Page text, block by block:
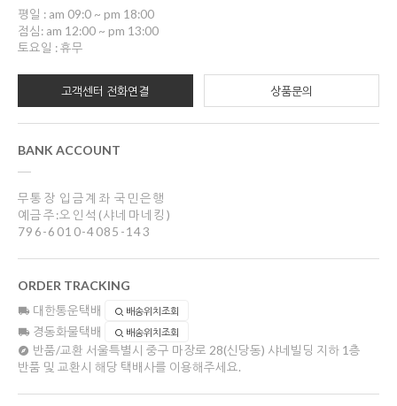
평일 : am 09:0 ~ pm 18:00
점심: am 12:00 ~ pm 13:00
토요일 : 휴무
고객센터 전화연결 상품문의
BANK ACCOUNT
무통장 입금계좌 국민은행
예금주:오인석(샤네마네킹)
796-6010-4085-143
ORDER TRACKING
대한통운택배 배송위치조회
경동화물택배 배송위치조회
반품/교환 서울특별시 중구 마장로 28(신당동) 샤네빌딩 지하 1층
반품 및 교환시 해당 택배사를 이용해주세요.